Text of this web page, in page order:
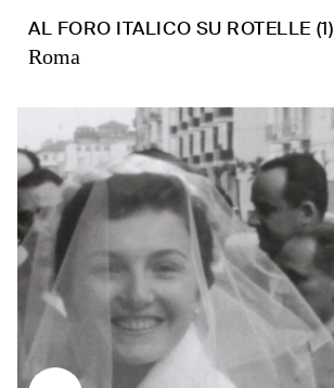
AL FORO ITALICO SU ROTELLE (1)
Roma